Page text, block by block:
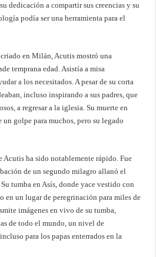
dedicación a compartir sus creencias y su
podía ser una herramienta para el
en Milán, Acutis mostró una
temprana edad. Asistía a misa
a los necesitados. A pesar de su corta
incluso inspirando a sus padres, que
a regresar a la iglesia. Su muerte en
un golpe para muchos, pero su legado
Acutis ha sido notablemente rápido. Fue
de un segundo milagro allanó el
tumba en Asís, donde yace vestido con
en un lugar de peregrinación para miles de
imágenes en vivo de su tumba,
de todo el mundo, un nivel de
para los papas enterrados en la